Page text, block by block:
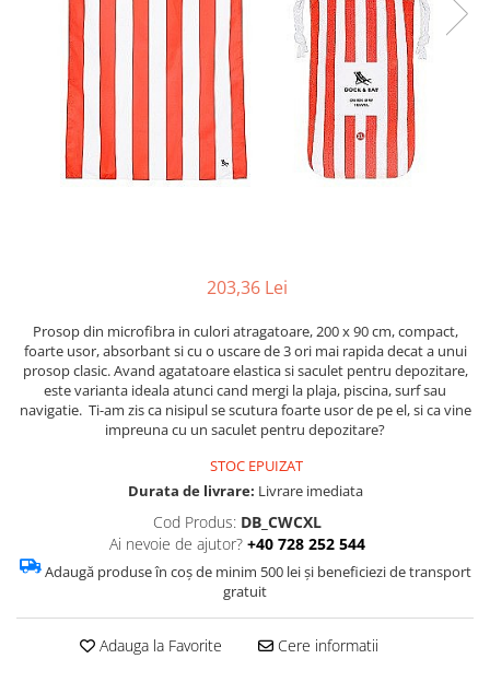
Barci, vapoare, ambarcatiuni
Decoratiuni care se agata
Tablouri
203,36 Lei
Prosop din microfibra in culori atragatoare, 200 x 90 cm, compact,
foarte usor, absorbant si cu o uscare de 3 ori mai rapida decat a unui
prosop clasic. Avand agatatoare elastica si saculet pentru depozitare,
este varianta ideala atunci cand mergi la plaja, piscina, surf sau
navigatie. Ti-am zis ca nisipul se scutura foarte usor de pe el, si ca vine
impreuna cu un saculet pentru depozitare?
STOC EPUIZAT
Durata de livrare: Livrare imediata
Cod Produs: DB_CWCXL
Ai nevoie de ajutor? +40 728 252 544
Adaugă produse în coș de minim 500 lei și beneficiezi de transport
gratuit
Adauga la Favorite Cere informatii